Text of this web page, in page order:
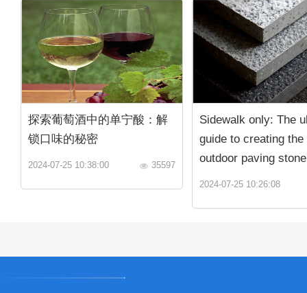
探索葡萄酒中的单宁酸：解
锁口味的秘密
2024-07-25 10:38:00 35597
Sidewalk only: The
guide to creating the
outdoor paving stone
2024-07-25 10:26:08